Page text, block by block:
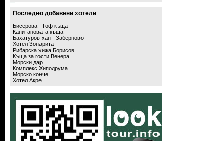
Последно добавени хотели
Бисерова - Гоф къща
Капитановата къща
Бахатуров хан - Заберново
Хотел Зонарита
Рибарска хижа Борисов
Къща за гости Венера
Морски дар
Комплекс Хиподрума
Морско конче
Хотел Акре